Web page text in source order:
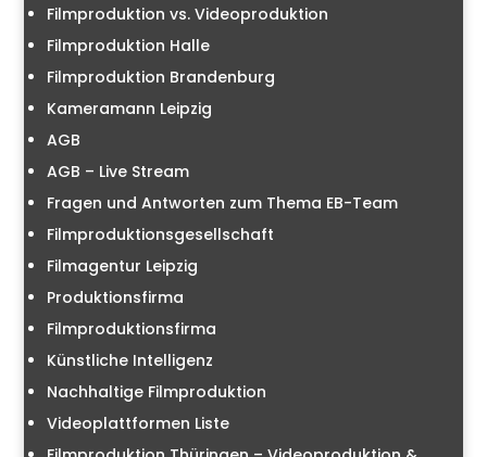
Filmproduktion vs. Videoproduktion
Filmproduktion Halle
Filmproduktion Brandenburg
Kameramann Leipzig
AGB
AGB – Live Stream
Fragen und Antworten zum Thema EB-Team
Filmproduktionsgesellschaft
Filmagentur Leipzig
Produktionsfirma
Filmproduktionsfirma
Künstliche Intelligenz
Nachhaltige Filmproduktion
Videoplattformen Liste